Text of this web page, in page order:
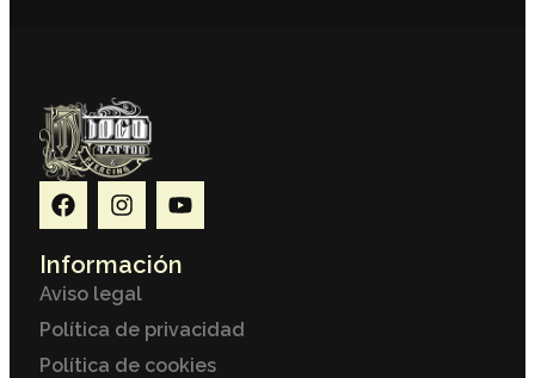
Información
Aviso legal
Política de privacidad
Política de cookies